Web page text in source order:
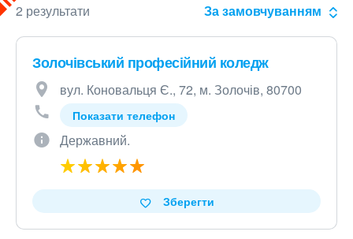
2 результати За замовчуванням
Золочівський професійний коледж
вул. Коновальця Є., 72, м. Золочів, 80700
Показати телефон
Державний.
Зберегти